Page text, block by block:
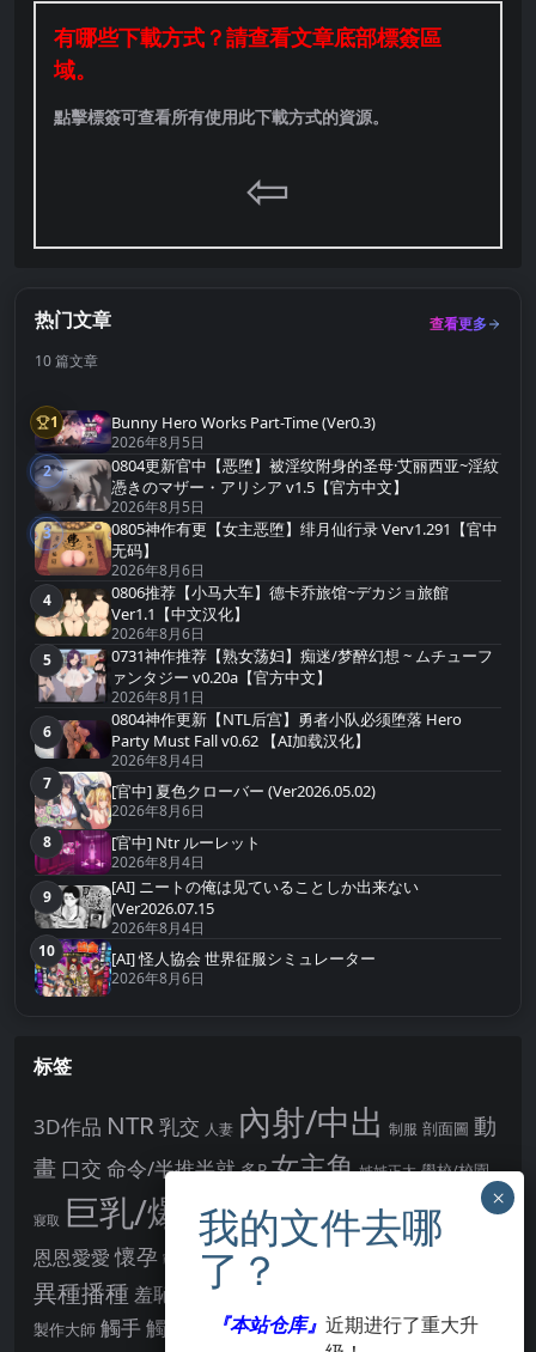
有哪些下載方式？請查看文章底部標簽區
域。
點擊標簽可查看所有使用此下載方式的資源。
⇦
热门文章
查看更多
10 篇文章
第1名
1 Bunny Hero Works Part-Time (Ver0.3)
2026年8月5日
第2名
2
0804更新官中【恶堕】被淫纹附身的圣母·艾丽西亚~淫紋
憑きのマザー・アリシア v1.5【官方中文】
2026年8月5日
第3名
3
0805神作有更【女主恶堕】绯月仙行录 Verv1.291【官中
无码】
2026年8月6日
第4名
4
0806推荐【小马大车】德卡乔旅馆~デカジョ旅館
Ver1.1【中文汉化】
2026年8月6日
第5名
5
0731神作推荐【熟女荡妇】痴迷/梦醉幻想 ~ ムチューフ
ァンタジー v0.20a【官方中文】
2026年8月1日
第6名
6
0804神作更新【NTL后宫】勇者小队必须堕落 Hero
Party Must Fall v0.62 【AI加载汉化】
2026年8月4日
第7名
7 [官中] 夏色クローバー (Ver2026.05.02)
2026年8月6日
第8名
8 [官中] Ntr ルーレット
2026年8月4日
第9名
9
[AI] ニートの俺は见ていることしか出来ない
(Ver2026.07.15
2026年8月4日
第10名
10 [AI] 怪人協会 世界征服シミュレーター
2026年8月6日
标签
3D作品 NTR 乳交 人妻 內射/中出 制服 剖面圖 動
畫 口交 命令/半推半就 多P 女主角 姊姊正太 學校/校園
寢取 巨乳/爆乳幻想 強制你播種 強制播種
恩恩愛愛 懷孕 戰鬥H 拘束 教育 男主角
異種播種 羞恥/恥辱 羞辱
製作大師 觸手 觸摸 賣春/援交 輪流播種 酪梨 阿黑顏 露出 點陣圖
『本站仓库』 近期进行了重大升